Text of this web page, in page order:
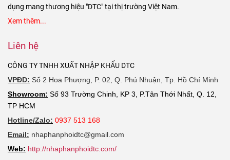
dụng mang thương hiệu "DTC" tại thị trường Việt Nam.
Xem thêm...
Liên hệ
CÔNG TY TNHH XUẤT NHẬP KHẨU DTC
VPĐD: Số 2 Hoa Phượng, P. 02, Q. Phú Nhuận, Tp. Hồ Chí Minh
Showroom: Số 93 Trường Chinh, KP 3, P.Tân Thới Nhất, Q. 12,
TP HCM
Hotline/Zalo: 0937 513 168
Email: nhaphanphoidtc@gmail.com
Web: http://nhaphanphoidtc.com/